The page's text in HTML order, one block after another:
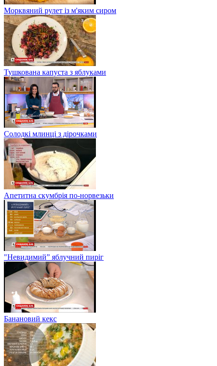
Морквяний рулет із м'яким сиром
Тушкована капуста з яблуками
Солодкі млинці з дірочками
Апетитна скумбрія по-норвезьки
"Невидимий” яблучний пиріг
Банановий кекс